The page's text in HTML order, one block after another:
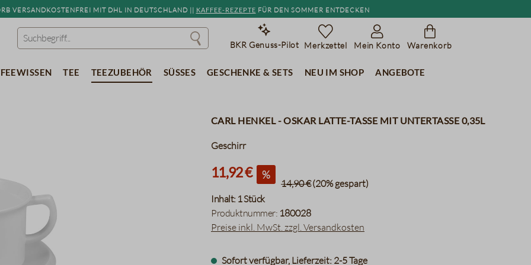
versandkostenfrei mit DHL in Deutschland || Kaffee-Rezepte für den Sommer entdecken
BKR Genuss-Pilot Merkzettel Mein Konto Warenkorb
Tee Teezubehör Süßes Geschenke & Sets Neu im Shop Angebote
Carl Henkel - OSKAR Latte-Tasse mit Untertasse 0,35l
Geschirr
11,92 € %
14,90 €(20% gespart)
Inhalt: 1 Stück
Produktnummer: 180028
Preise inkl. MwSt. zzgl. Versandkosten
Sofort verfügbar, Lieferzeit: 2-5 Tage